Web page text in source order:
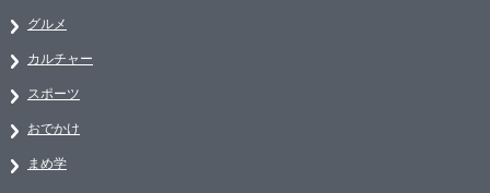
グルメ
カルチャー
スポーツ
おでかけ
まめ学